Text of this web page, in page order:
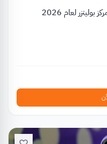
لعام 2026